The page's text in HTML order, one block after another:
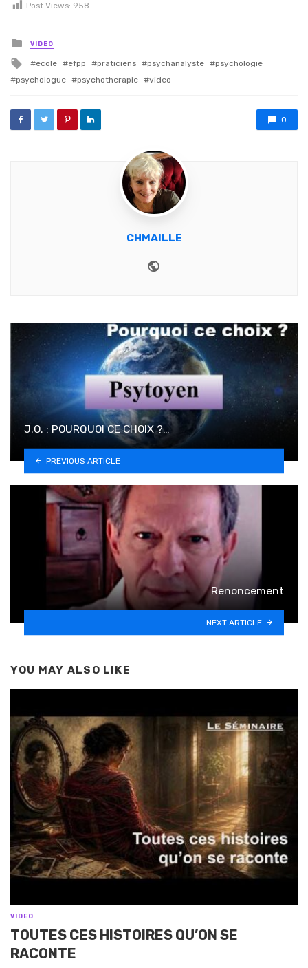
Post Views: 958
Posted in
VIDEO
Tagged with
ecole efpp praticiens psychanalyste
psychologie
psychologue
psychotherapie video
0
CHMAILLE
J.O. : POURQUOI CE CHOIX ?…
PREVIOUS ARTICLE
Renoncement
NEXT ARTICLE
YOU MAY ALSO LIKE
VIDEO
TOUTES CES HISTOIRES QU’ON SE
RACONTE